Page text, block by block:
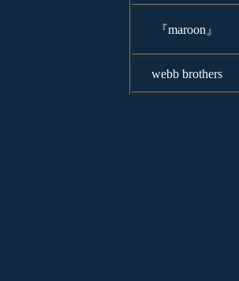
『maroon』
webb brothers